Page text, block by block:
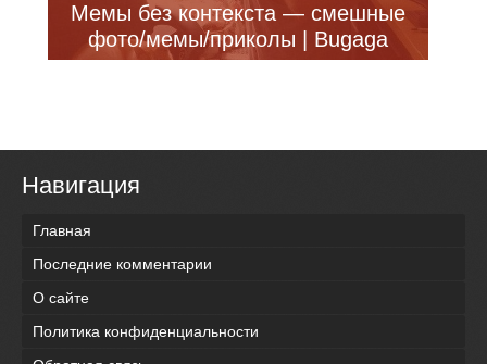
Мемы без контекста — смешные
фото/мемы/приколы | Bugaga
Навигация
Главная
Последние комментарии
О сайте
Политика конфиденциальности